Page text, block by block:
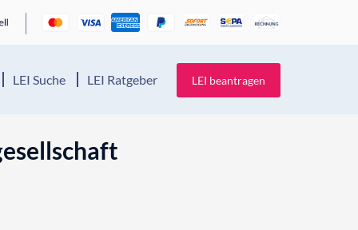
LEI Suche LEI Ratgeber LEI beantragen